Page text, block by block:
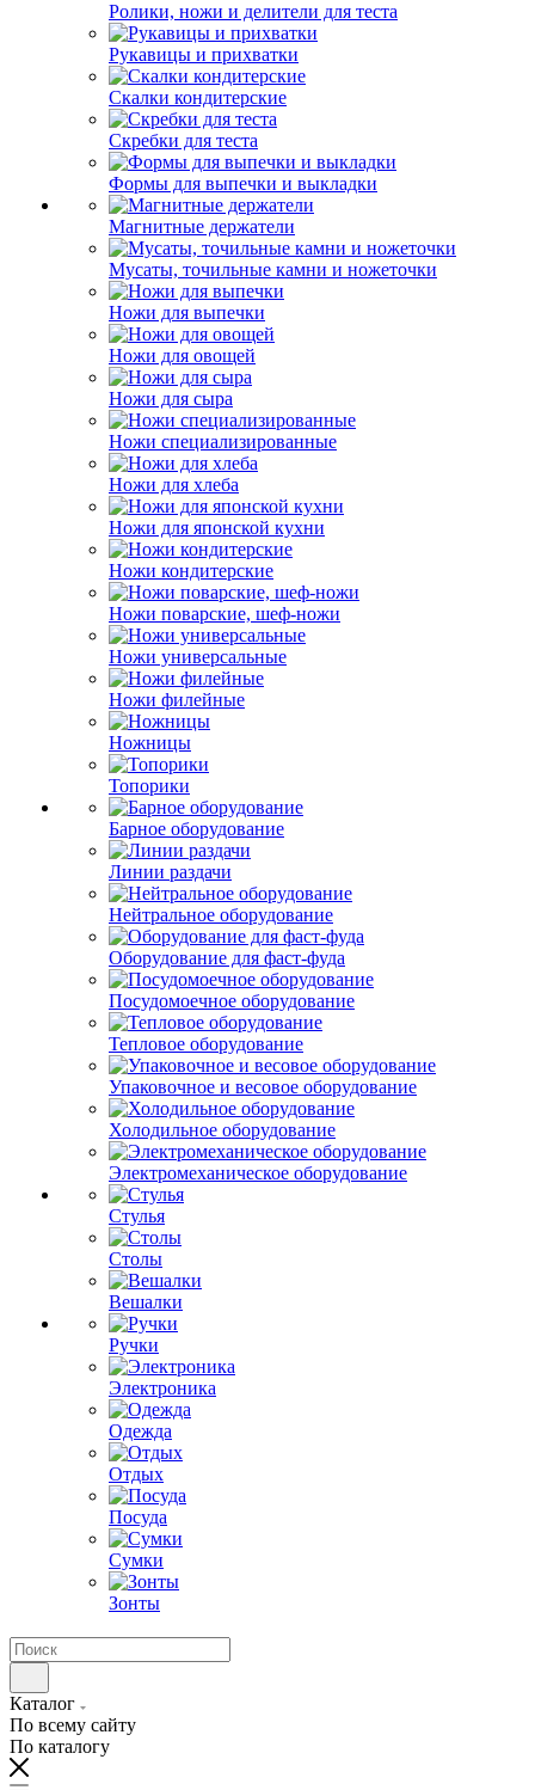
Ролики, ножи и делители для теста
Рукавицы и прихватки
Скалки кондитерские
Скребки для теста
Формы для выпечки и выкладки
Магнитные держатели
Мусаты, точильные камни и ножеточки
Ножи для выпечки
Ножи для овощей
Ножи для сыра
Ножи специализированные
Ножи для хлеба
Ножи для японской кухни
Ножи кондитерские
Ножи поварские, шеф-ножи
Ножи универсальные
Ножи филейные
Ножницы
Топорики
Барное оборудование
Линии раздачи
Нейтральное оборудование
Оборудование для фаст-фуда
Посудомоечное оборудование
Тепловое оборудование
Упаковочное и весовое оборудование
Холодильное оборудование
Электромеханическое оборудование
Стулья
Столы
Вешалки
Ручки
Электроника
Одежда
Отдых
Посуда
Сумки
Зонты
Каталог
По всему сайту
По каталогу